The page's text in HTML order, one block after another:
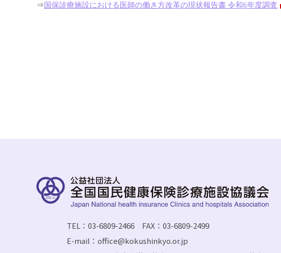
⇒ 国保診療施設における医師の働き方改革の現状報告書 令和6年度調査
TEL：03-6809-2466 FAX：03-6809-2499
E-mail：office@kokushinkyo.or.jp